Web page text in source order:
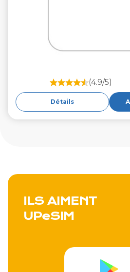
(4.9/5)
Détails
ILS AIMENT
UPeSIM